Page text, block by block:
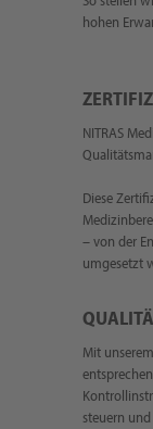
hohen
NITRAS
Diese
– von der
umgesetzt
Mit
steuern